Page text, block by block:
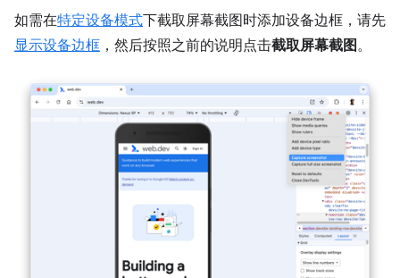
如需在特定设备模式下截取屏幕截图时添加设备边框，请先
显示设备边框 ，然后按照之前的说明点击截取屏幕截图。